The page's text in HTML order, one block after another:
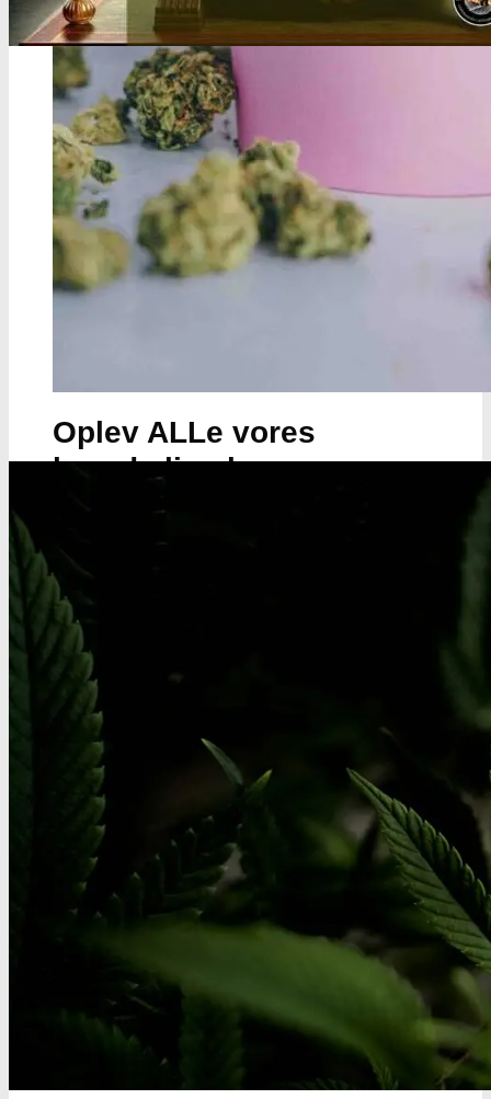
Oplev ALLe vores
brands lige her
Narkotests
Kokain Tests
Kokain renhedhedstest
Crack renhedhedstest
Kokain blandingsmiddel test
MDMA
Ecstasy renhedstest